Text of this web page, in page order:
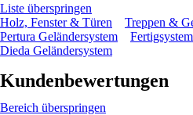
Liste überspringen
Holz, Fenster & Türen
Treppen &
Pertura Geländersystem
Dieda Geländersystem
Kundenbewertungen
Bereich überspringen